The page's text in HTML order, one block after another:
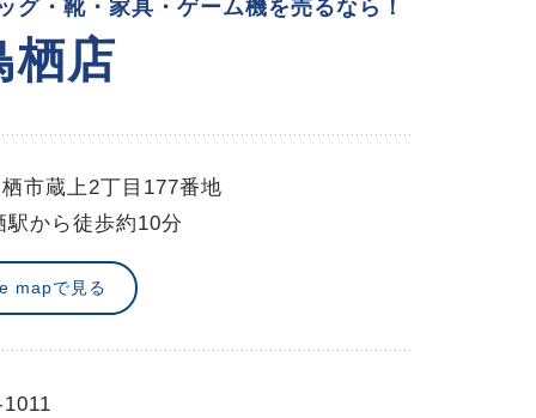
グ・靴・家具・ゲーム機を売るなら！
栖店
市蔵上2丁目177番地
駅から徒歩約10分
mapで見る